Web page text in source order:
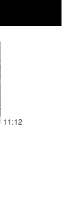
11:12